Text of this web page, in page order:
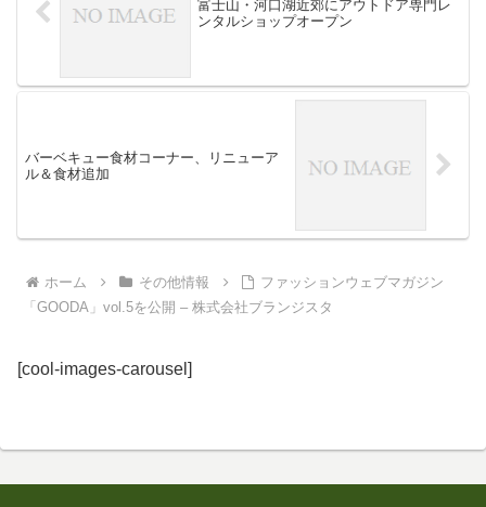
富士山・河口湖近郊にアウトドア専門レ
ンタルショップオープン
バーベキュー食材コーナー、リニューア
ル＆食材追加
ホーム その他情報
ファッションウェブマガジン
「GOODA」vol.5を公開 – 株式会社ブランジスタ
[cool-images-carousel]